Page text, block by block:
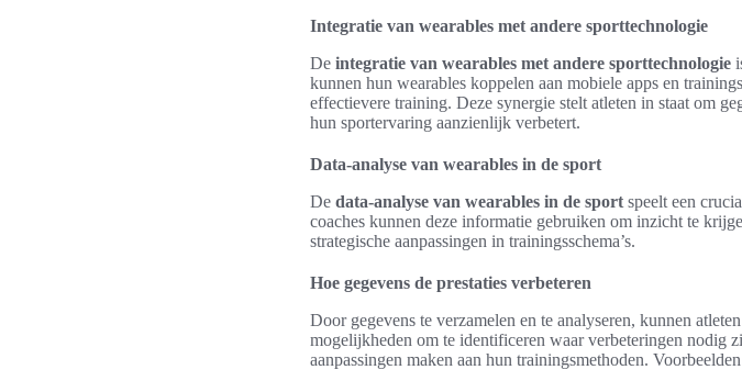
Integratie van wearables met andere sporttechnologie
De integratie van wearables met andere sporttechnologie
kunnen hun wearables koppelen aan mobiele apps en
effectievere training. Deze synergie stelt atleten in staat om
hun sportervaring aanzienlijk verbetert.
Data-analyse van wearables in de sport
De data-analyse van wearables in de sport speelt een
coaches kunnen deze informatie gebruiken om inzicht te
strategische aanpassingen in trainingsschema’s.
Hoe gegevens de prestaties verbeteren
Door gegevens te verzamelen en te analyseren, kunnen
mogelijkheden om te identificeren waar verbeteringen nodig
aanpassingen maken aan hun trainingsmethoden.